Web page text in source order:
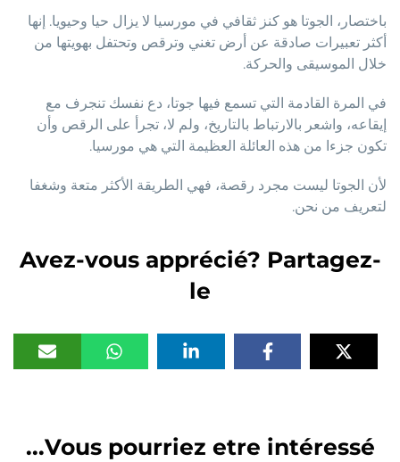
باختصار، الجوتا هو كنز ثقافي في مورسيا لا يزال حيا وحيويا. إنها
أكثر تعبيرات صادقة عن أرض تغني وترقص وتحتفل بهويتها من
خلال الموسيقى والحركة.
في المرة القادمة التي تسمع فيها جوتا، دع نفسك تنجرف مع
إيقاعه، واشعر بالارتباط بالتاريخ، ولم لا، تجرأ على الرقص وأن
تكون جزءا من هذه العائلة العظيمة التي هي مورسيا.
لأن الجوتا ليست مجرد رقصة، فهي الطريقة الأكثر متعة وشغفا
لتعريف من نحن.
Avez-vous apprécié? Partagez-
le
Vous pourriez etre intéressé...